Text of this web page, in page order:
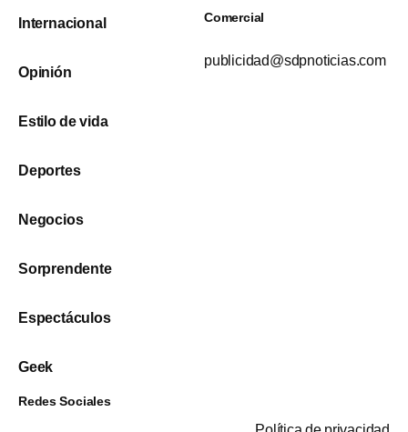
Internacional
Opinión
Estilo de vida
Deportes
Negocios
Sorprendente
Espectáculos
Geek
Comercial
publicidad@sdpnoticias.com
Redes Sociales